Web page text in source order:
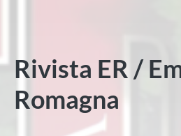
Rivista ER /
Romagna